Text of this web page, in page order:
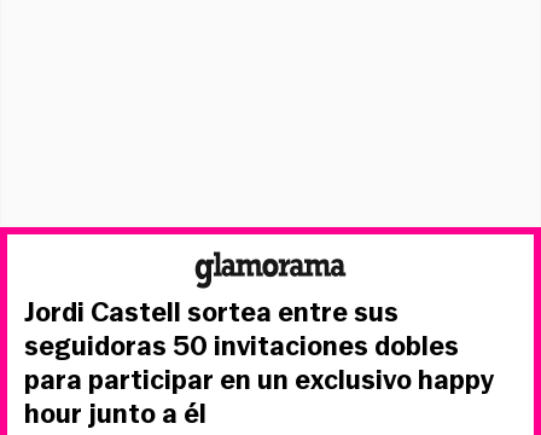
Jordi Castell sortea entre sus
seguidoras 50 invitaciones dobles
para participar en un exclusivo happy
hour junto a él